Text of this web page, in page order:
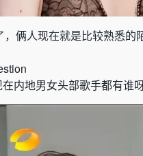
，俩人现在就是比较熟悉
内地男女头部歌手都有谁呀